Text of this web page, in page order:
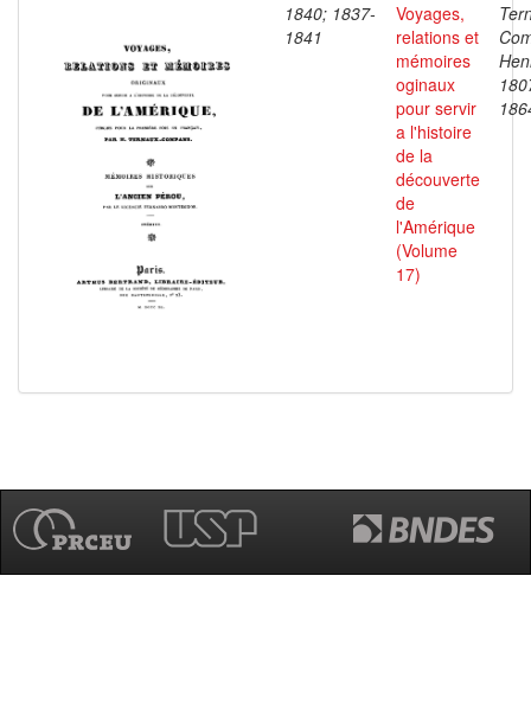
1840; 1837-
1841
Voyages,
relations et
mémoires
oginaux
pour servir
a l'histoire
de la
découverte
de
l'Amérique
(Volume
17)